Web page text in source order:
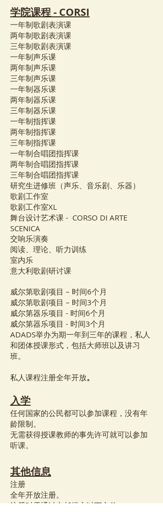
学院课程 - CORSI
一年制歌剧表演课
两年制歌剧表演课
三年制歌剧表演课
一年制声乐课
两年制声乐课
三年制声乐课
一年制器乐课
两年制器乐课
三年制器乐课
一年制指挥课
两年制指挥课
三年制指挥课
一年制合唱团指挥课
两年制合唱团指挥课
三年制合唱团指挥课
研究生进修班（声乐、音乐剧、乐器）
歌剧工作室
歌剧工作室XL
舞台设计艺术课 - CORSO DI ARTE
SCENICA
交响乐演奏
阅读、理论、听力训练
室内乐
意大利歌剧研讨课
威尔第歌剧项目 – 时间6个月
威尔第歌剧项目 – 时间3个月
威尔第器乐项目 - 时间6个月
威尔第器乐项目 - 时间3个月
ADADS举办为期一年到三年的课程，私人
和团体授课形式，包括大师班以及讲习
班。
私人课程注册全年开放。
入学
任何国家的公民都可以参加课程，没有年
龄限制。
无需获得授课教师的事先许可就可以参加
听课。
其他信息
注册
全年开放注册。
注册时需通过电邮提交以下文件：